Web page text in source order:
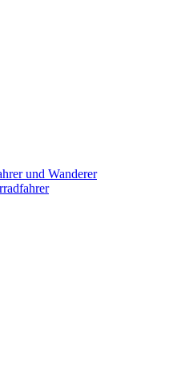
und Wanderer